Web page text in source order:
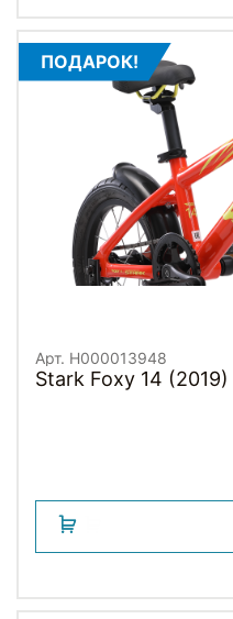
ПОДАРОК!
Арт. H000013948
Stark Foxy 14 (2019)